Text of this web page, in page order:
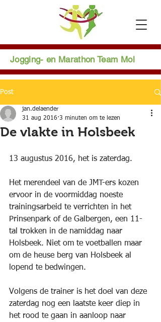
Jogging- en Marathon Team Mol
Post
De vlakte in Holsbeek
jan.delaender
31 aug 2016 3 minuten om te lezen
13 augustus 2016, het is zaterdag.
Het merendeel van de JMT-ers kozen
ervoor in de voormiddag noeste
trainingsarbeid te verrichten in het
Prinsenpark of de Galbergen, een 11-
tal trokken in de namiddag naar
Holsbeek. Niet om te voetballen maar
om de heuse berg van Holsbeek al
lopend te bedwingen.
Volgens de trainer is het doel van deze
zaterdag nog een laatste keer diep in
het rood te gaan in aanloop naar